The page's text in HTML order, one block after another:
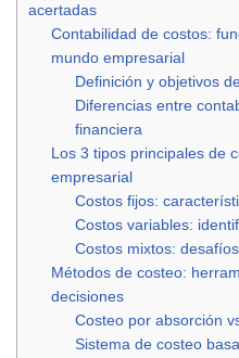
acertadas
Contabilidad de costos:
mundo empresarial
Definición y objetivos
Diferencias entre
financiera
Los 3 tipos principales de
empresarial
Costos fijos:
Costos variables:
Costos mixtos:
Métodos de costeo:
decisiones
Costeo por absorción
Sistema de costeo